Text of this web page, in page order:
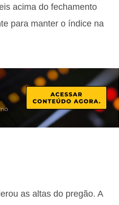
acima do fechamento
para manter o índice na
as altas do pregão. A